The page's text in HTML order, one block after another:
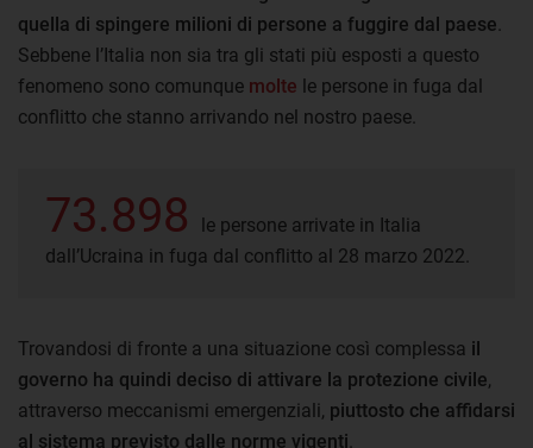
quella di spingere milioni di persone a fuggire dal paese.
Sebbene l’Italia non sia tra gli stati più esposti a questo
fenomeno sono comunque molte le persone in fuga dal
conflitto che stanno arrivando nel nostro paese.
73.898
le persone arrivate in Italia
dall’Ucraina in fuga dal conflitto al 28 marzo 2022.
Trovandosi di fronte a una situazione così complessa il
governo ha quindi deciso di attivare la protezione civile,
attraverso meccanismi emergenziali, piuttosto che affidarsi
al sistema previsto dalle norme vigenti.